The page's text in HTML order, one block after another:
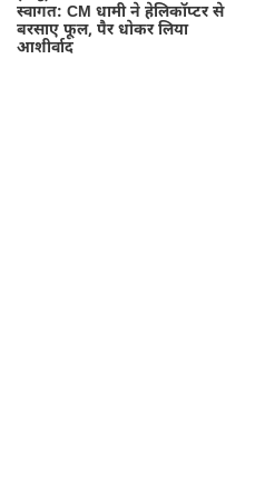
स्वागत: CM धामी ने हेलिकॉप्टर से
बरसाए फूल, पैर धोकर लिया
आशीर्वाद